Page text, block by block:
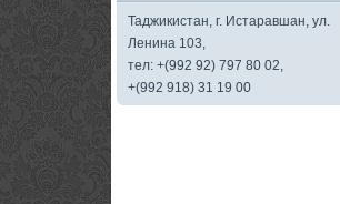
Таджикистан, г. Истаравшан, ул.
Ленина 103,
тел: +(992 92) 797 80 02,
+(992 918) 31 19 00